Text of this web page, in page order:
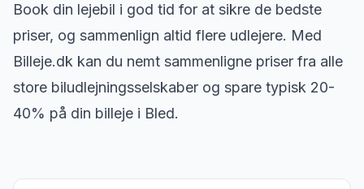
Book din lejebil i god tid for at sikre de bedste
priser, og sammenlign altid flere udlejere. Med
Billeje.dk kan du nemt sammenligne priser fra alle
store biludlejningsselskaber og spare typisk 20-
40% på din billeje i Bled.